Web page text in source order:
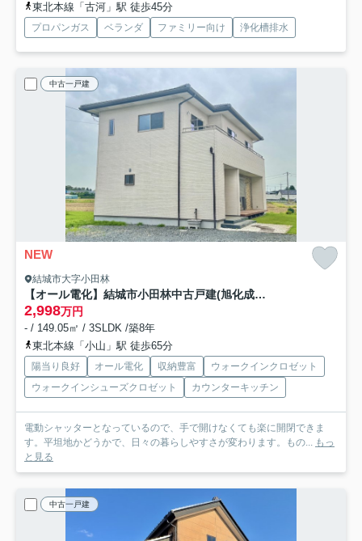
東北本線「古河」駅 徒歩45分
プロパンガス ベランダ ファミリー向け 浄化槽排水
中古一戸建
NEW
結城市大字小田林
【オール電化】結城市小田林中古戸建(旭化成ホームズ)注文住宅
2,998万円
- / 149.05㎡ / 3SLDK /築8年
東北本線「小山」駅 徒歩65分
陽当り良好 オール電化 収納豊富
ウォークインクロゼット
ウォークインシューズクロゼット
カウンターキッチン
電動シャッターとなっているので、手で開けなくても楽に開閉できま
す。平坦地かどうかで、日々の暮らしやすさが変わります。もの... もっ
と見る
中古一戸建